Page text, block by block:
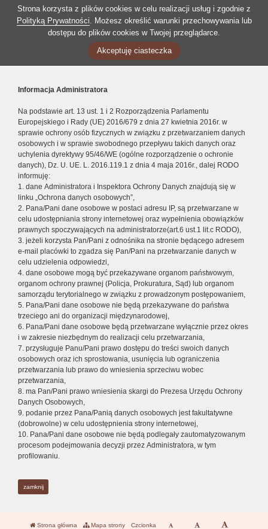
Strona korzysta z plików cookies w celu realizacji usług i zgodnie z
Polityką Prywatności. Możesz określić warunki przechowywania lub
dostępu do plików cookies w Twojej przeglądarce.
Akceptuję ciasteczka
Informacja Administratora
Na podstawie art. 13 ust. 1 i 2 Rozporządzenia Parlamentu
Europejskiego i Rady (UE) 2016/679 z dnia 27 kwietnia 2016r. w
sprawie ochrony osób fizycznych w związku z przetwarzaniem danych
osobowych i w sprawie swobodnego przepływu takich danych oraz
uchylenia dyrektywy 95/46/WE (ogólne rozporządzenie o ochronie
danych), Dz. U. UE. L. 2016.119.1 z dnia 4 maja 2016r., dalej RODO
informuję:
1. dane Administratora i Inspektora Ochrony Danych znajdują się w
linku „Ochrona danych osobowych”,
2. Pana/Pani dane osobowe w postaci adresu IP, są przetwarzane w
celu udostępniania strony internetowej oraz wypełnienia obowiązków
prawnych spoczywających na administratorze(art.6 ust.1 lit.c RODO),
3. jeżeli korzysta Pan/Pani z odnośnika na stronie będącego adresem
e-mail placówki to zgadza się Pan/Pani na przetwarzanie danych w
celu udzielenia odpowiedzi,
4. dane osobowe mogą być przekazywane organom państwowym,
organom ochrony prawnej (Policja, Prokuratura, Sąd) lub organom
samorządu terytorialnego w związku z prowadzonym postępowaniem,
5. Pana/Pani dane osobowe nie będą przekazywane do państwa
trzeciego ani do organizacji międzynarodowej,
6. Pana/Pani dane osobowe będą przetwarzane wyłącznie przez okres
i w zakresie niezbędnym do realizacji celu przetwarzania,
7. przysługuje Panu/Pani prawo dostępu do treści swoich danych
osobowych oraz ich sprostowania, usunięcia lub ograniczenia
przetwarzania lub prawo do wniesienia sprzeciwu wobec
przetwarzania,
8. ma Pan/Pani prawo wniesienia skargi do Prezesa Urzędu Ochrony
Danych Osobowych,
9. podanie przez Pana/Panią danych osobowych jest fakultatywne
(dobrowolne) w celu udostępnienia strony internetowej,
10. Pana/Pani dane osobowe nie będą podlegały zautomatyzowanym
procesom podejmowania decyzji przez Administratora, w tym
profilowaniu.
zamknij
Strona główna Mapa strony Czcionka